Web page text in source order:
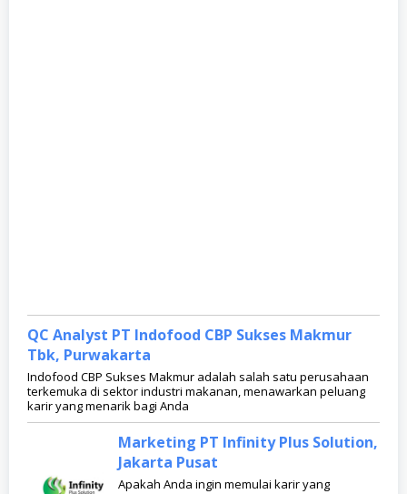
QC Analyst PT Indofood CBP Sukses Makmur
Tbk, Purwakarta
Indofood CBP Sukses Makmur adalah salah satu perusahaan
terkemuka di sektor industri makanan, menawarkan peluang
karir yang menarik bagi Anda
Marketing PT Infinity Plus Solution,
Jakarta Pusat
Apakah Anda ingin memulai karir yang